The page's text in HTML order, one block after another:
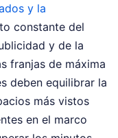
y la
constante del
y de la
franjas de máxima
deben equilibrar la
más vistos
en el marco